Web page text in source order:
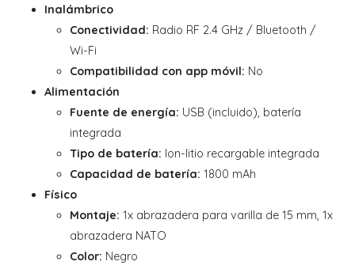
Inalámbrico
Conectividad: Radio RF 2.4 GHz / Bluetooth /
Wi-Fi
Compatibilidad con app móvil: No
Alimentación
Fuente de energía: USB (incluido), batería
integrada
Tipo de batería: Ion-litio recargable integrada
Capacidad de batería: 1800 mAh
Físico
Montaje: 1x abrazadera para varilla de 15 mm, 1x
abrazadera NATO
Color: Negro